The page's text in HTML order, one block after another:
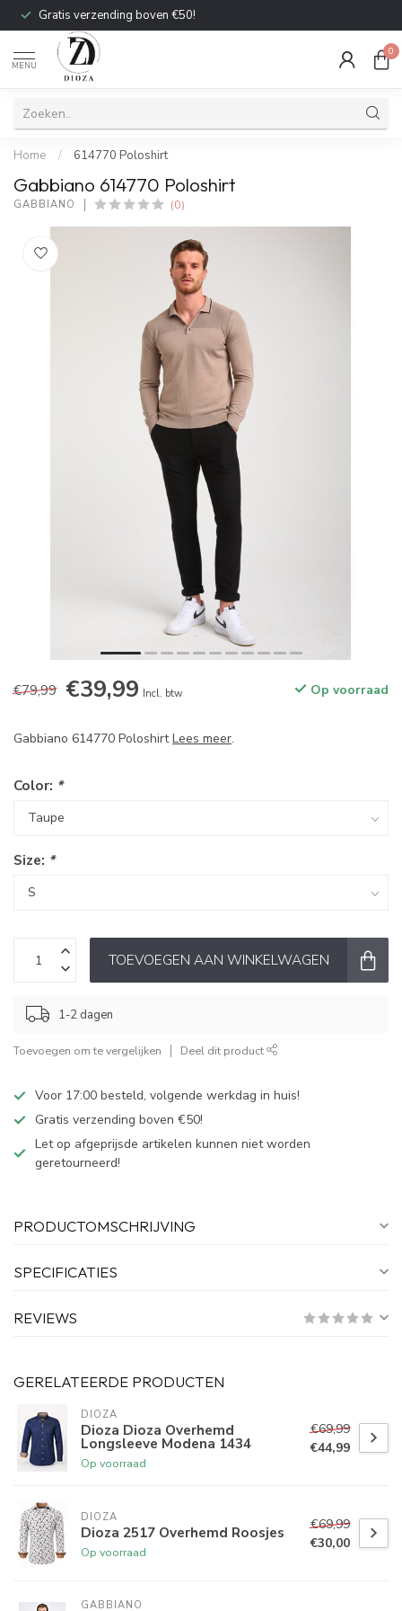
Gratis verzending boven €50!
MENU
0
Home / 614770 Poloshirt
Gabbiano 614770 Poloshirt
GABBIANO (0)
€79,99 €39,99 Incl. btw Op voorraad
Gabbiano 614770 PoloshirtLees meer.
Color: *
Size: *
TOEVOEGEN AAN WINKELWAGEN
1-2 dagen
Toevoegen om te vergelijken Deel dit product
Voor 17:00 besteld, volgende werkdag in huis!
Gratis verzending boven €50!
Let op afgeprijsde artikelen kunnen niet worden
geretourneerd!
PRODUCTOMSCHRIJVING
SPECIFICATIES
REVIEWS
GERELATEERDE PRODUCTEN
DIOZA
Dioza Dioza Overhemd
Longsleeve Modena 1434
Op voorraad
€69,99
€44,99
DIOZA
Dioza 2517 Overhemd Roosjes
Op voorraad
€69,99
€30,00
GABBIANO